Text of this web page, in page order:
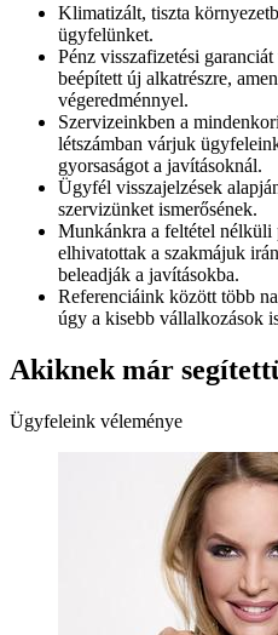
Klimatizált, tiszta
ügyfelünket.
Pénz visszafizetési
beépített új alkatrészre,
végeredménnyel.
Szervizeinkben a
létszámban várjuk
gyorsaságot a javításoknál.
Ügyfél visszajelzések
szervizünket ismerősének.
Munkánkra a feltétel
elhivatottak a szakmájuk
beleadják a javításokba.
Referenciáink között több
úgy a kisebb vállalkozások
Akiknek már
Ügyfeleink véleménye